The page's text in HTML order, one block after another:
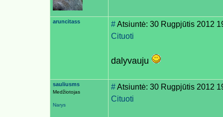
aruncitass #Atsiuntė: 30 Rugpjūtis 2012
Cituoti
dalyvauju
sauliusms
Medžiotojas
Narys
#Atsiuntė: 30 Rugpjūtis 2012
Cituoti